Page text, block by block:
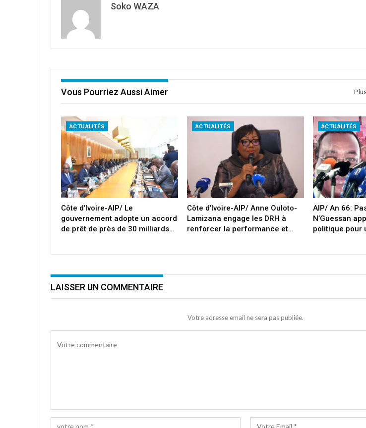
Soko WAZA
Vous Pourriez Aussi Aimer
ACTUALITÉS
Côte d’Ivoire-AIP/ Le
gouvernement adopte un accord
de prêt de près de 30 milliards…
ACTUALITÉS
Côte d’Ivoire-AIP/ Anne Ouloto-
Lamizana engage les DRH à
renforcer la performance et…
ACTUALITÉS
AIP/ An 66:
N’Guessan
politique pour
LAISSER UN COMMENTAIRE
Votre adresse email ne sera pas publiée.